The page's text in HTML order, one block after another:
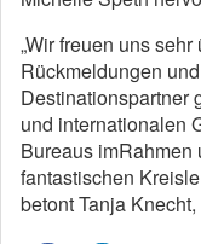
„Wir freuen uns
Rückmeldungen
Destinationspartner
und internationalen
Bureaus imRahmen
fantastischen
betont Tanja